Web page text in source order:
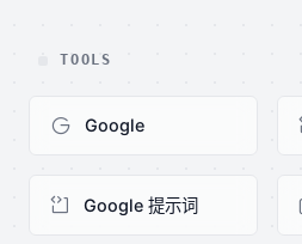
TOOLS
Google
Google 提示词